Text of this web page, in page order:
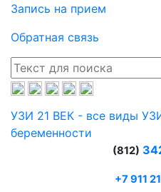
Запись на прием
Обратная связь
УЗИ 21 ВЕК - все виды
беременности
(812)
+7 911